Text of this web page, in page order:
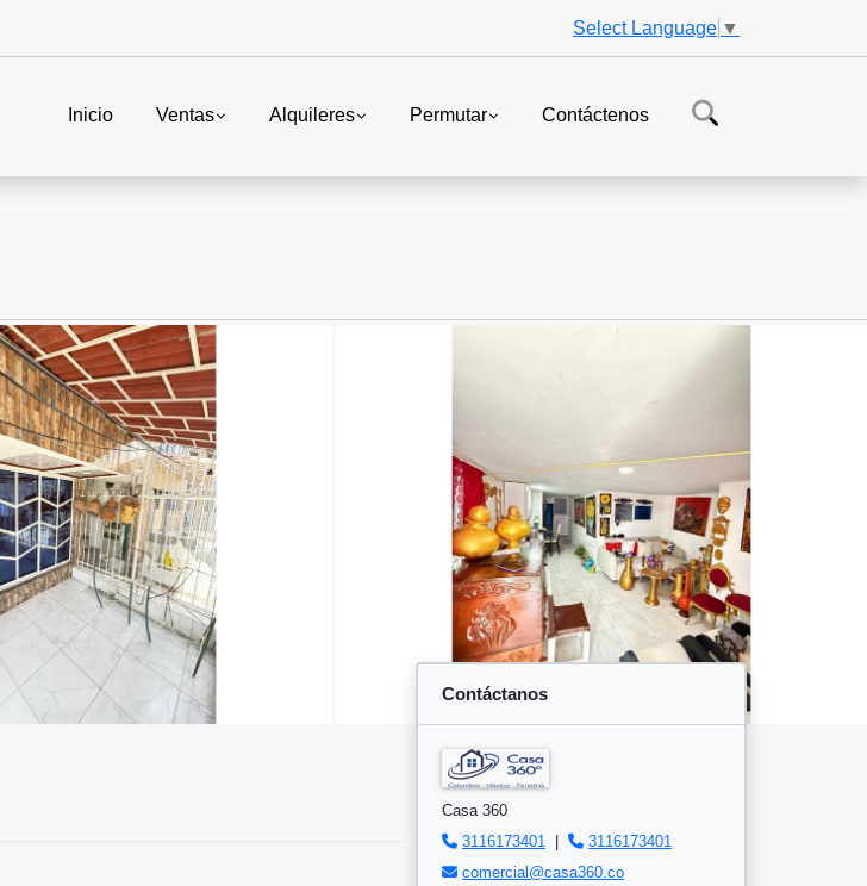
Select Language ▼
Inicio Ventas Alquileres Permutar Contáctenos
Contáctanos
Casa 360
3116173401
3116173401
comercial@casa360.co